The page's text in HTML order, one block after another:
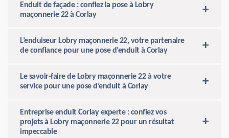
Enduit de façade : confiez la pose à Lobry
maçonnerie 22 à Corlay
L’enduiseur Lobry maçonnerie 22, votre partenaire
de confiance pour une pose d’enduit à Corlay
Le savoir-faire de Lobry maçonnerie 22 à votre
service pour une pose d’enduit à Corlay
Entreprise enduit Corlay experte : confiez vos
projets à Lobry maçonnerie 22 pour un résultat
impeccable